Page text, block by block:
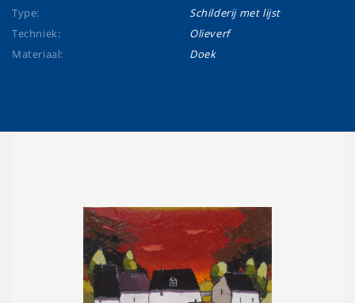
Type:
Schilderij met lijst
Techniek:
Olieverf
Materiaal:
Doek